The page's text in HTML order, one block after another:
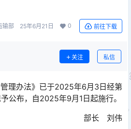
输部 25年6月21日 0 前往下载
关注 私信
理办法》已于2025年6月3日经第
公布，自2025年9月1日起施行。
部长 刘伟